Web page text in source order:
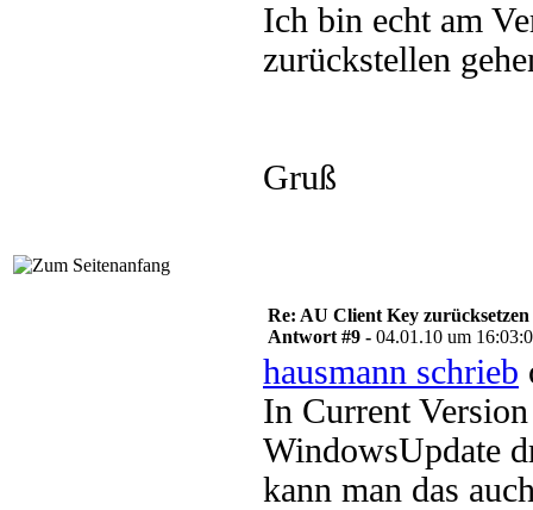
Ich bin echt am
zurückstellen
Gruß
Re: AU Client Key zurücksetzen
Antwort #9 - 04.01.10 um
hausmann schrieb
In Current
WindowsUpdate
kann man das